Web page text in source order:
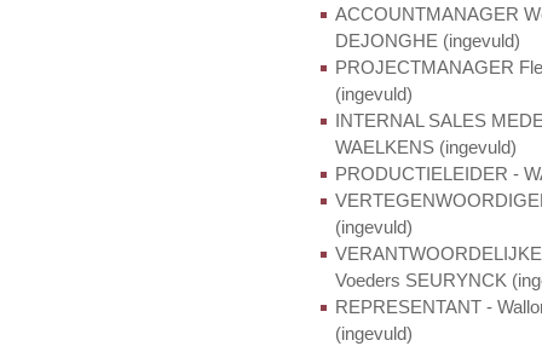
ACCOUNTMANAGER
DEJONGHE (ingevuld)
PROJECTMANAGER
(ingevuld)
INTERNAL SALES
WAELKENS (ingevuld)
PRODUCTIELEIDER -
(ingevuld)
Voeders SEURYNCK
REPRESENTANT -
(ingevuld)